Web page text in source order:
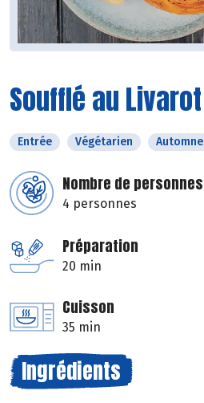
Soufflé au Livarot
Entrée Végétarien Automne
Nombre de personnes
4 personnes
Préparation
20 min
Cuisson
35 min
Ingrédients